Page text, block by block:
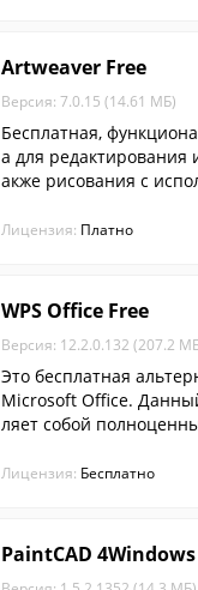
Artweaver Free
Версия: 7.0.15 (14.61 МБ)
Бесплатная,
а для редактирования
акже рисования с
Лицензия: Платно
WPS Office Free
Версия: 12.2.0.132 (207.2
Это бесплатная
Microsoft Office.
ляет собой
Лицензия: Бесплатно
PaintCAD 4Windows